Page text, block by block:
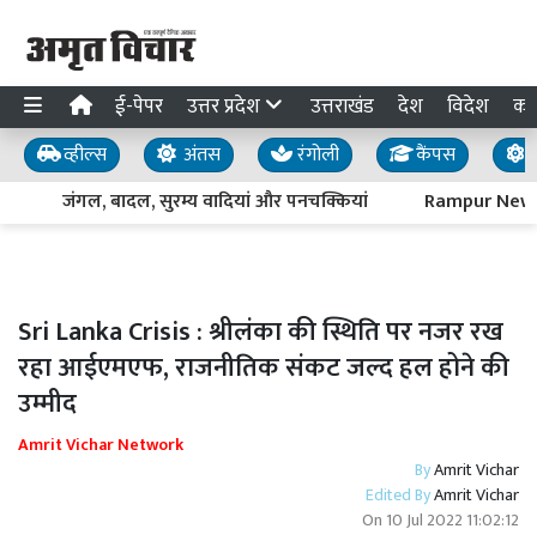
ई-पेपर उत्तर प्रदेश उत्तराखंड देश विदेश
व्हील्स अंतस रंगोली कैंपस
जंगल, बादल, सुरम्य वादियां और पनचक्कियां
Rampur
Sri Lanka Crisis : श्रीलंका की स्थिति पर नजर रख
रहा आईएमएफ, राजनीतिक संकट जल्द हल होने की
उम्मीद
Amrit Vichar Network
ByAmrit Vichar
Edited ByAmrit Vichar
On 10 Jul 2022 11:02:12